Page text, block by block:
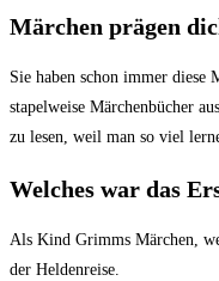
Märchen prägen
Sie haben schon immer diese
stapelweise Märchenbücher
zu lesen, weil man so viel
Welches war das
Als Kind Grimms Märchen,
der Heldenreise.